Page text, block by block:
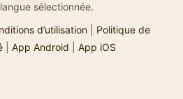
sélectionnée.
d’utilisation| Politique de
App Android App iOS